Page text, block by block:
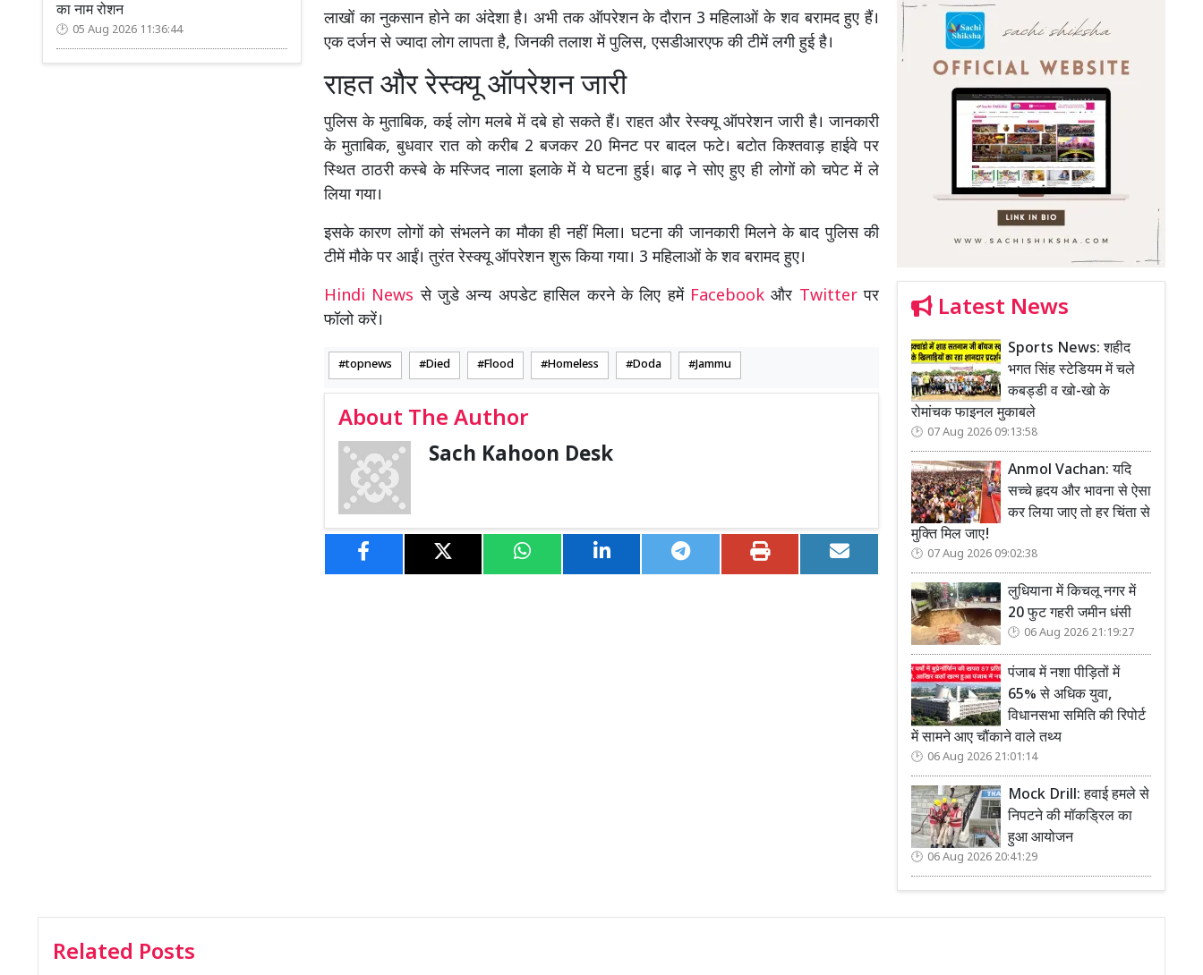
का नाम रोशन
05 Aug 2026 11:36:44
लाखों का नुकसान होने का अंदेशा है। अभी तक ऑपरेशन के दौरान 3 महिलाओं के शव बरामद हुए हैं।
एक दर्जन से ज्यादा लोग लापता है, जिनकी तलाश में पुलिस, एसडीआरएफ की टीमें लगी हुई है।
राहत और रेस्क्यू ऑपरेशन जारी
पुलिस के मुताबिक, कई लोग मलबे में दबे हो सकते हैं। राहत और रेस्क्यू ऑपरेशन जारी है। जानकारी
के मुताबिक, बुधवार रात को करीब 2 बजकर 20 मिनट पर बादल फटे। बटोत किश्तवाड़ हाईवे पर
स्थित ठाठरी कस्बे के मस्जिद नाला इलाके में ये घटना हुई। बाढ़ ने सोए हुए ही लोगों को चपेट में ले
लिया गया।
इसके कारण लोगों को संभलने का मौका ही नहीं मिला। घटना की जानकारी मिलने के बाद पुलिस की
टीमें मौके पर आईं। तुरंत रेस्क्यू ऑपरेशन शुरू किया गया। 3 महिलाओं के शव बरामद हुए।
Hindi Newsसे जुडे अन्य अपडेट हासिल करने के लिए हमें Facebookऔर Twitterपर
फॉलो करें।
topnews Died Flood Homeless Doda Jammu
About The Author
Sach Kahoon Desk
Latest News
Sports News: शहीद
भगत सिंह स्टेडियम में चले
कबड्डी व खो-खो के
रोमांचक फाइनल मुकाबले
07 Aug 2026 09:13:58
Anmol Vachan: यदि
सच्चे हृदय और भावना से ऐसा
कर लिया जाए तो हर चिंता से
मुक्ति मिल जाए!
07 Aug 2026 09:02:38
लुधियाना में किचलू नगर में
20 फुट गहरी जमीन धंसी
06 Aug 2026 21:19:27
पंजाब में नशा पीड़ितों में
65% से अधिक युवा,
विधानसभा समिति की रिपोर्ट
में सामने आए चौंकाने वाले तथ्य
06 Aug 2026 21:01:14
Mock Drill: हवाई हमले से
निपटने की मॉकड्रिल का
हुआ आयोजन
06 Aug 2026 20:41:29
Related Posts